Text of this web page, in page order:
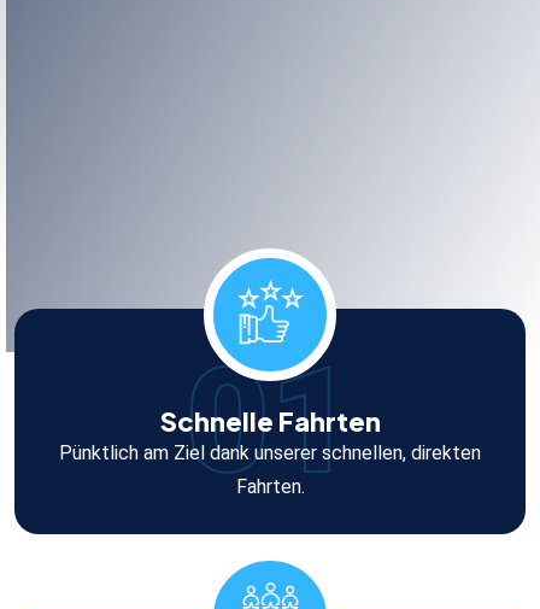
01
Schnelle Fahrten
Pünktlich am Ziel dank unserer schnellen, direkten
Fahrten.